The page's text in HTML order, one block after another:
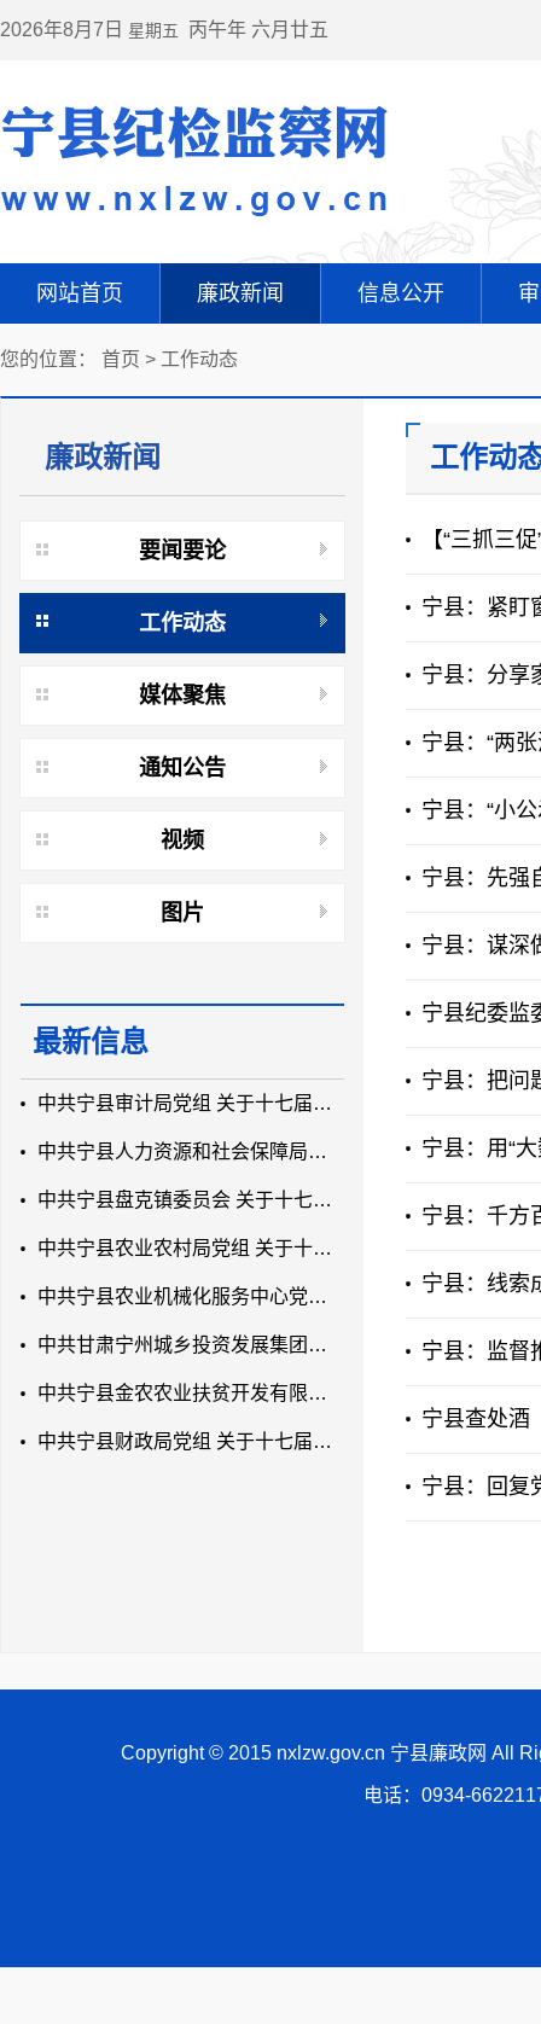
2026年8月7日 星期五 丙午年 六月廿五
网站首页 廉政新闻 信息公开
您的位置： 首页 > 工作动态
廉政新闻
要闻要论
工作动态
媒体聚焦
通知公告
视频
图片
最新信息
中共宁县审计局党组 关于十七届县委第七轮巡察反馈意见整改落实进展情况的通报
中共宁县人力资源和社会保障局党组 关于十七届县委第七轮巡察反馈意见整改落实进展情况的通报
中共宁县盘克镇委员会 关于十七届县委第七轮巡察反馈意见整改落实进展情况的通报
中共宁县农业农村局党组 关于十七届县委第七轮巡察反馈意见整改落实进展情况的通报
中共宁县农业机械化服务中心党支部 关于十七届县委第七轮巡察反馈意见整改落实进展情况的通报
中共甘肃宁州城乡投资发展集团有限公司党支部 关于十七届县委第七轮巡察反馈意见 整改落实进展情况的通报
中共宁县金农农业扶贫开发有限公司党支部 关于十七届县委第七轮巡察反馈意见整改 落实进展情况的通报
中共宁县财政局党组 关于十七届县委第七轮巡察反馈意见整改落实进展情况的通报
工作动
【“三抓三
宁县：紧盯
宁县：分享
宁县：“两
宁县：“小
宁县：先强
宁县：谋深
宁县纪委监
宁县：把问
宁县：用“
宁县：千方
宁县：线索
宁县：监督
宁县查处酒
宁县：回复
Copyright © 2015 nxlzw.gov.cn 宁县廉政网 All
电话：0934-